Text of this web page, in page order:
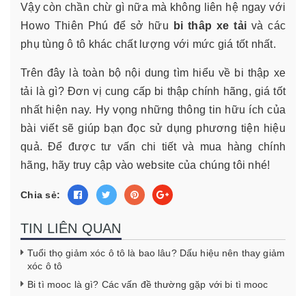
Vậy còn chần chừ gì nữa mà không liên hệ ngay với
Howo Thiên Phú để sở hữu bi thâp xe tải và các
phụ tùng ô tô khác chất lượng với mức giá tốt nhất.
Trên đây là toàn bộ nội dung tìm hiểu về bi thập xe
tải là gì? Đơn vị cung cấp bi thập chính hãng, giá tốt
nhất hiện nay. Hy vọng những thông tin hữu ích của
bài viết sẽ giúp bạn đọc sử dụng phương tiện hiệu
quả. Để được tư vấn chi tiết và mua hàng chính
hãng, hãy truy cập vào website của chúng tôi nhé!
Chia sẻ:
TIN LIÊN QUAN
Tuổi thọ giảm xóc ô tô là bao lâu? Dấu hiệu nên thay giảm
xóc ô tô
Bi tì mooc là gì? Các vấn đề thường gặp với bi tì mooc